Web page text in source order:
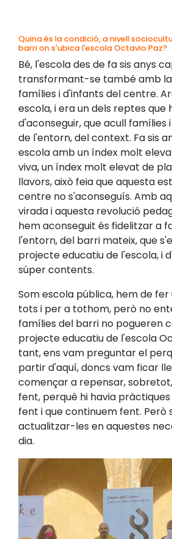
Quina és la condició, a nivell
barri on s'ubica l'escola Octavio Paz?
Bé, l'escola des de fa sis anys
transformant-se també amb
famílies i d'infants del centre.
escola, i era un dels reptes que
d'aconseguir, que acull famílies
de l'entorn, del context. Fa sis
escola amb un índex molt
viva, un índex molt elevat de
llavors, això feia que aquesta
centre no s'aconseguís. Amb
virada i aquesta revolució
hem aconseguit és fidelitzar a
l'entorn, del barri mateix, que
projecte educatiu de l'escola, i
súper contents.
Som escola pública, hem de
tots i per a tothom, però no
famílies del barri no pogueren
projecte educatiu de l'escola
tant, ens vam preguntar el
partir d'aquí, doncs vam ficar
començar a repensar,
fent, perquè hi havia
fent i que continuem fent. Però
actualitzar-les en aquestes
dia.